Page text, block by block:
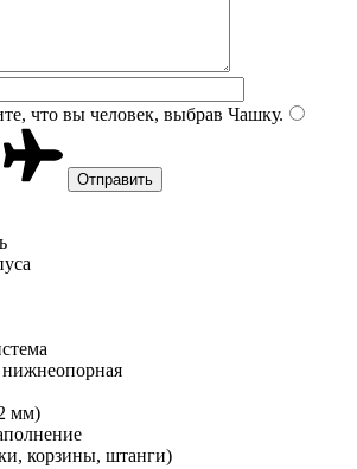
что вы человек, выбрав Чашку.
мм)
корзины, штанги)